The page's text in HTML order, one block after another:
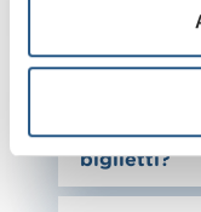
Ho un
prezzo/
e dove
biglietti?